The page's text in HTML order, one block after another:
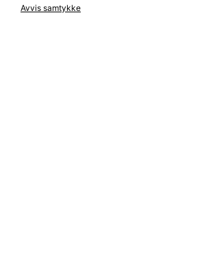
Avvis samtykke